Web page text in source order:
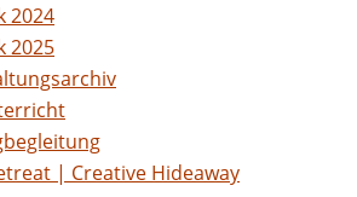
2024
2025
| Creative Hideaway